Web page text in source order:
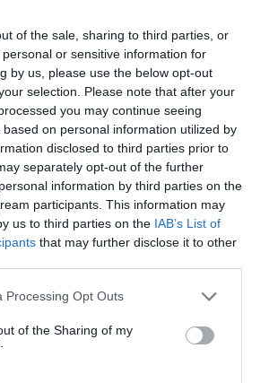
of the sale, sharing to third parties, or
or sensitive information for
by us, please use the below opt-out
selection. Please note that after your
you may continue seeing
on personal information utilized by
disclosed to third parties prior to
separately opt-out of the further
information by third parties on the
participants. This information may
us to third parties on the IAB’s List of
that may further disclose it to other
website/app uses one or more Google
or usage behaviour. You may click to
to Google and its third-party tags to
specified purposes in below Google
Processing Opt Outs
of the Sharing of my